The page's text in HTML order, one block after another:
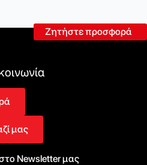
Ζητήστε προσφορά
μας
Newsletter μας